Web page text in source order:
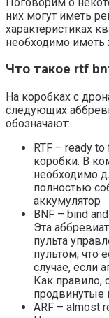
них могут иметь
характеристиках
необходимо иметь
Что такое rtf
На коробках с
следующих
обозначают:
RTF – ready
коробки. В
необходимо
полностью
аккумулятор
BNF – bind
Эта
пульта
пультом, что
случае, если
Как правило,
продвинутые
ARF – almost